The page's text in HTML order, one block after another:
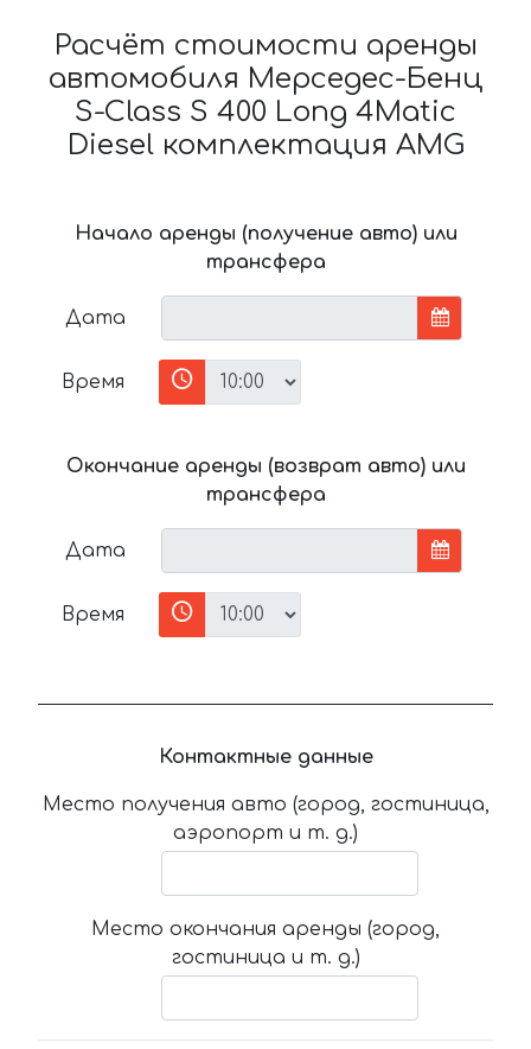
Расчёт стоимости аренды
автомобиля Мерседес-Бенц
S-Class S 400 Long 4Matic
Diesel комплектация AMG
Начало аренды (получение авто) или
трансфера
Дата
Время
Окончание аренды (возврат авто) или
трансфера
Дата
Время
Контактные данные
Место получения авто (город, гостиница,
аэропорт и т. д.)
Место окончания аренды (город,
гостиница и т. д.)